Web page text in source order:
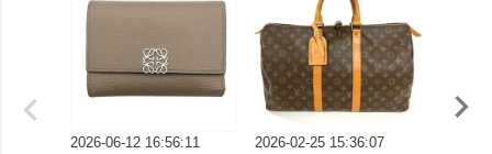
2026-06-12 16:56:11 2026-02-25 15:36:07